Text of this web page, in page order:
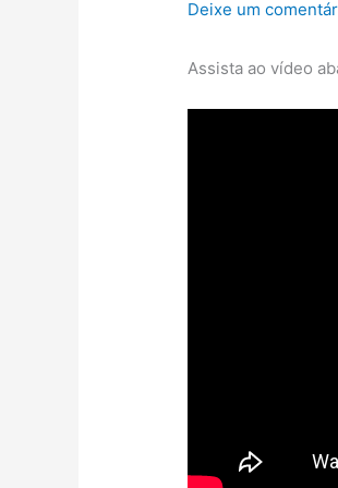
Deixe um
Assista ao vídeo